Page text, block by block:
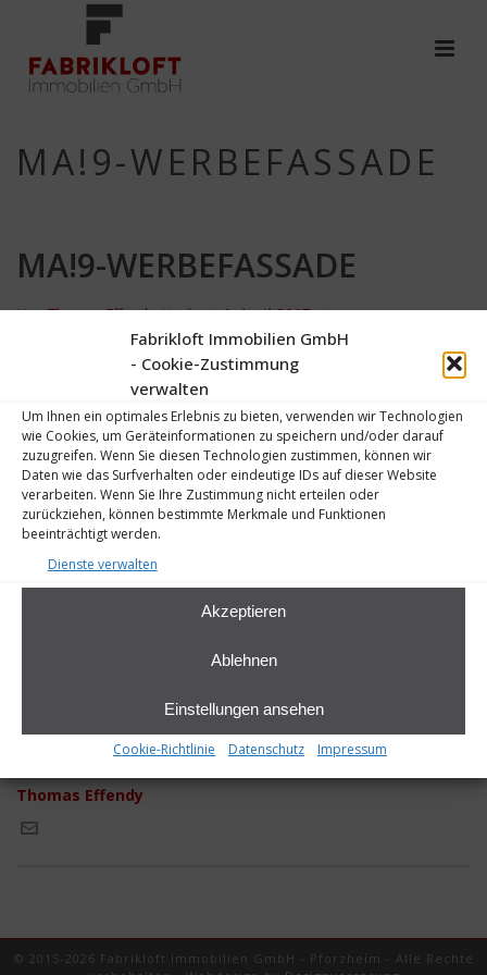
Fabrikloft Immobilien GmbH
- Cookie-Zustimmung
verwalten
Um Ihnen ein optimales Erlebnis zu bieten, verwenden wir Technologien
wie Cookies, um Geräteinformationen zu speichern und/oder darauf
zuzugreifen. Wenn Sie diesen Technologien zustimmen, können wir
Daten wie das Surfverhalten oder eindeutige IDs auf dieser Website
verarbeiten. Wenn Sie Ihre Zustimmung nicht erteilen oder
zurückziehen, können bestimmte Merkmale und Funktionen
beeinträchtigt werden.
Dienste verwalten
Akzeptieren
Ablehnen
Einstellungen ansehen
Cookie-Richtlinie Datenschutz Impressum
MA!9-WERBEFASSADE
MA!9-WERBEFASSADE
VonThomas Effendy Verfasst4. April 2017 In
Thomas Effendy
© 2015-2026 Fabrikloft Immobilien GmbH - Pforzheim - Alle Rechte